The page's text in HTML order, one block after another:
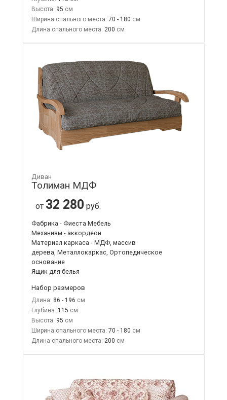
Высота: 95
Ширина спального места: 70 - 180
Длина спального места: 200
Диван
Толиман МДФ
от 32 280 руб.
Фабрика - Фиеста Мебель
Механизм - аккордеон
Материал каркаса - МДФ, массив
дерева, Металлокаркас, Ортопедическое
основание
Ящик для белья
Набор размеров
Длина: 86 - 196
Глубина: 115
Высота: 95
Ширина спального места: 70 - 180
Длина спального места: 200